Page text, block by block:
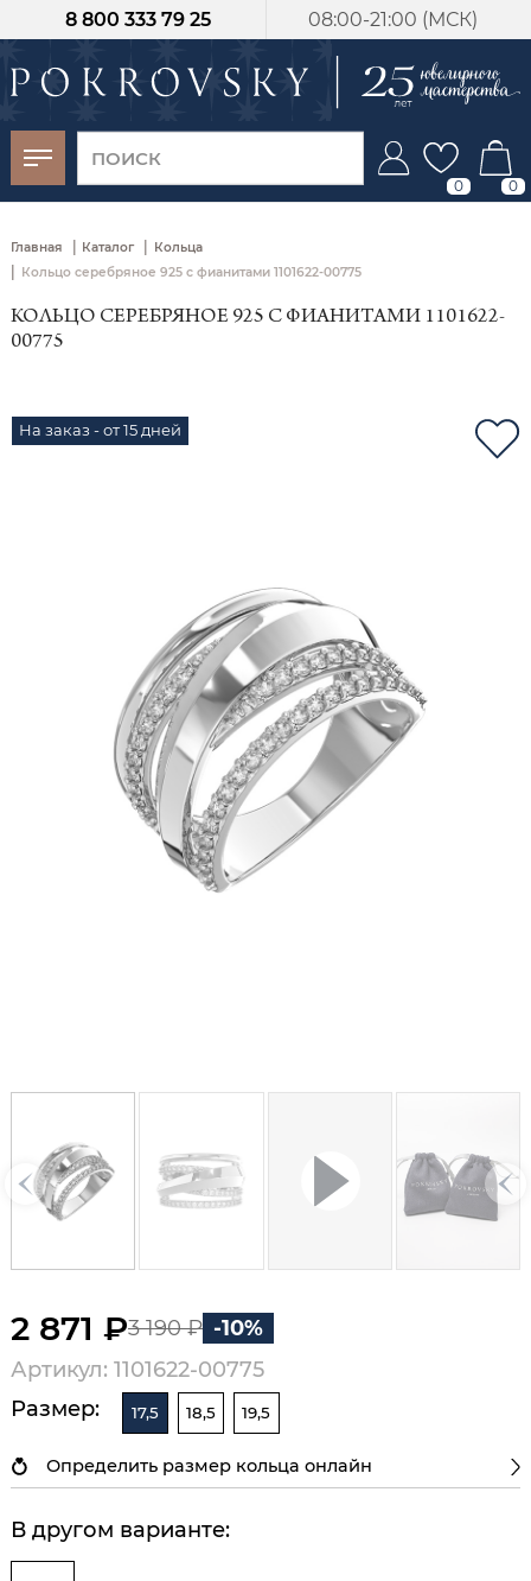
08:00-21:00 (МСК)
8 800 333 79 25
0 0
Главная | Каталог | Кольца
| Кольцо серебряное 925 с фианитами 1101622-00775
КОЛЬЦО СЕРЕБРЯНОЕ 925 С ФИАНИТАМИ 1101622-
00775
На заказ - от 15 дней
2 871 ₽3 190 ₽ -10%
Артикул: 1101622-00775
Размер:
17,5 18,5 19,5
Определить размер кольца онлайн
В другом варианте:
-30%
от 15 дней с
момента оплаты